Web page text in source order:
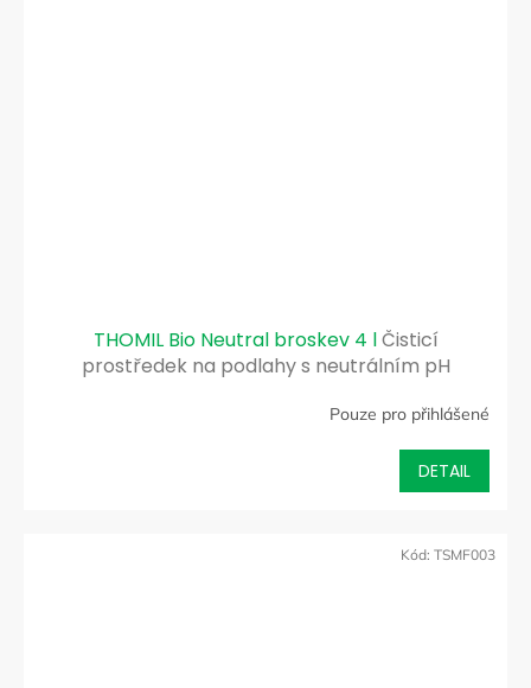
THOMIL Bio Neutral broskev 4 lČisticí
prostředek na podlahy s neutrálním pH
Pouze pro přihlášené
DETAIL
Kód: TSMF003